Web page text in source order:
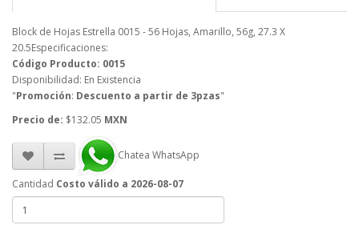
Block de Hojas Estrella 0015 - 56 Hojas, Amarillo, 56g, 27.3 X
20.5Especificaciones:
Código Producto: 0015
Disponibilidad: En Existencia
"Promoción: Descuento a partir de 3pzas"
Precio de: $132.05 MXN
Chatea WhatsApp
Cantidad Costo válido a 2026-08-07